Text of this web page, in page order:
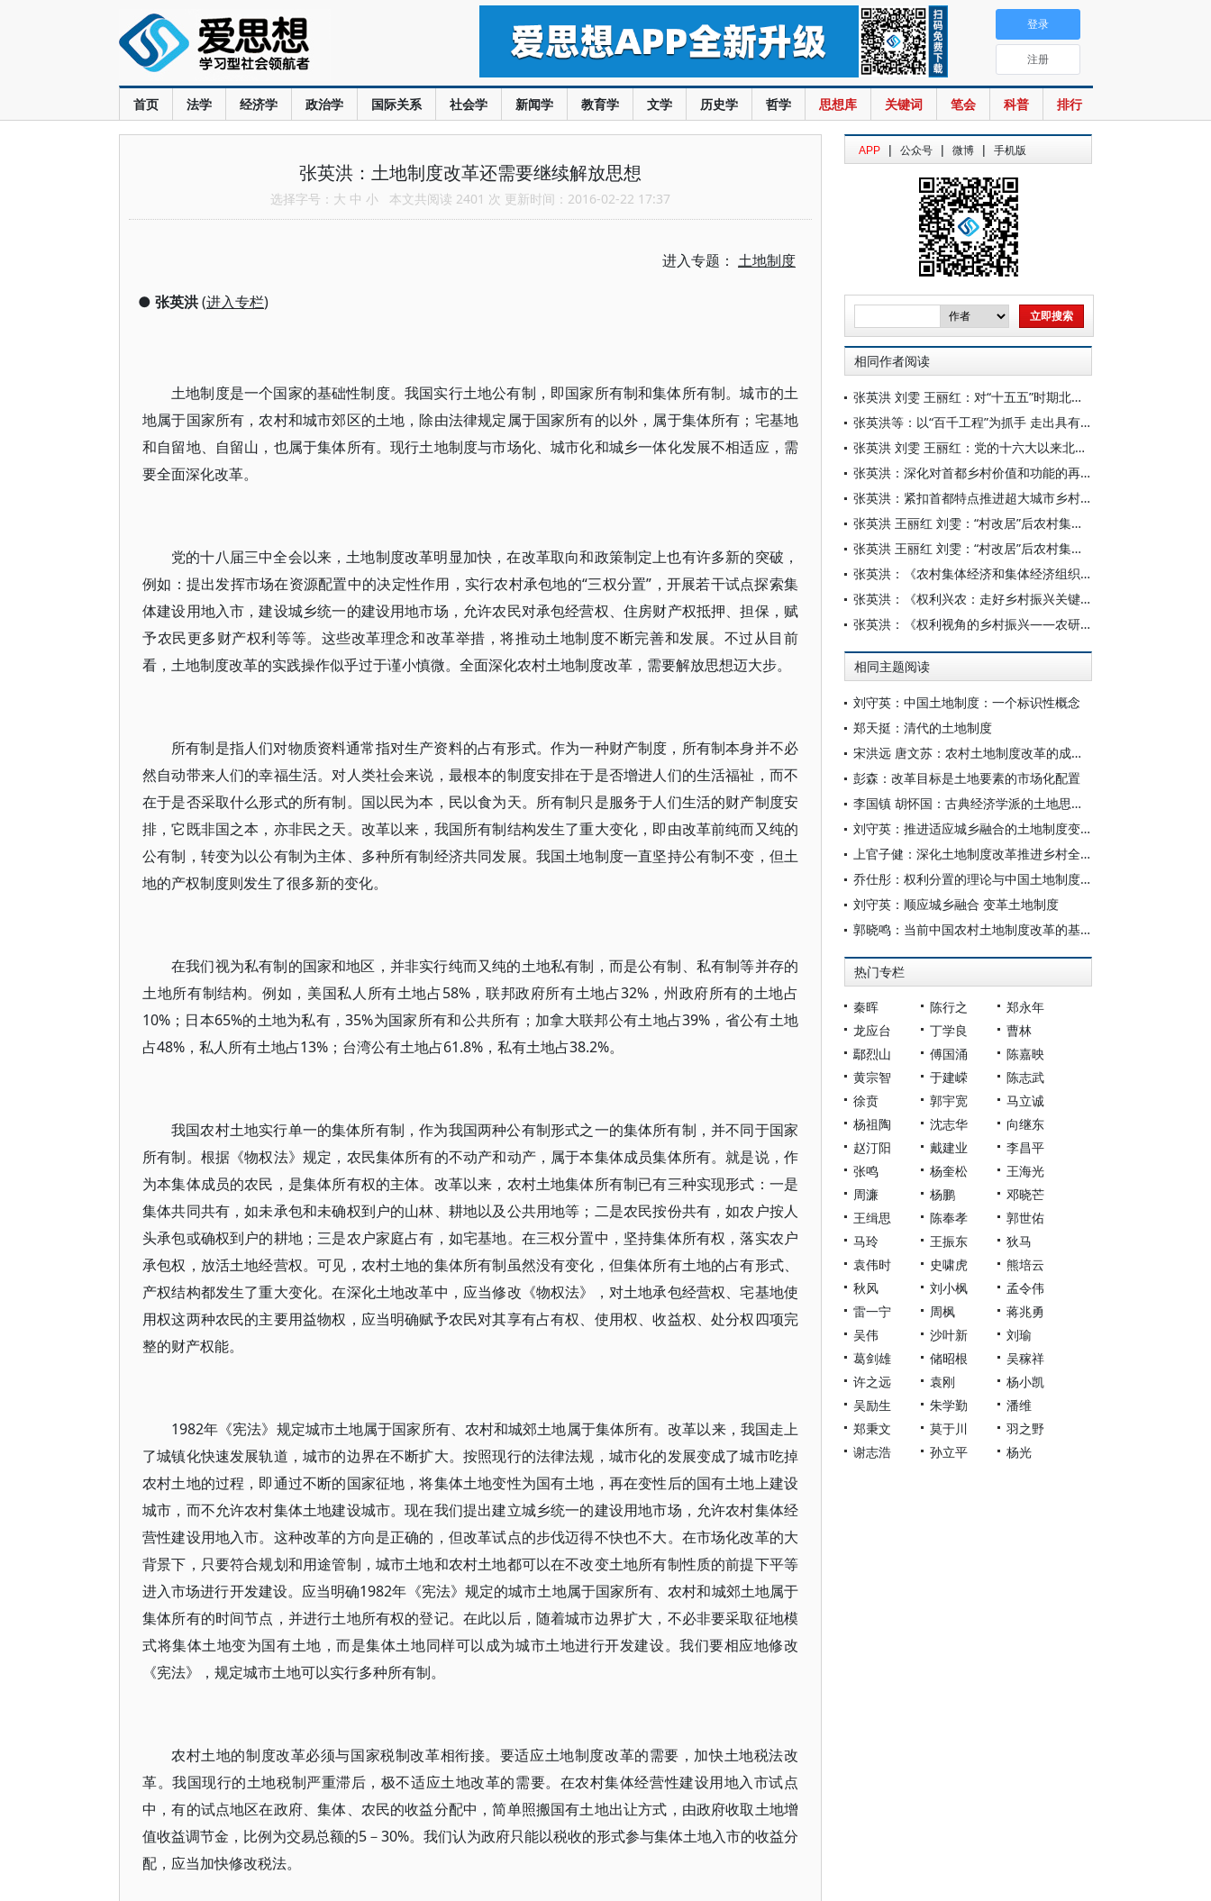
首页 法学 经济学 政治学 国际关系 社会学 新闻学 教育学 文学 历史学 哲学 思想库 关键词 笔会 科普 排行
登录
注册
张英洪：土地制度改革还需要继续解放思想
选择字号： 大 中 小 本文共阅读 2401 次 更新时间：2016-02-22 17:37
进入专题： 土地制度
● 张英洪(进入专栏)
土地制度是一个国家的基础性制度。我国实行土地公有制，即国家所有制和集体所有制。城市的土
地属于国家所有，农村和城市郊区的土地，除由法律规定属于国家所有的以外，属于集体所有；宅基地
和自留地、自留山，也属于集体所有。现行土地制度与市场化、城市化和城乡一体化发展不相适应，需
要全面深化改革。
党的十八届三中全会以来，土地制度改革明显加快，在改革取向和政策制定上也有许多新的突破，
例如：提出发挥市场在资源配置中的决定性作用，实行农村承包地的“三权分置”，开展若干试点探索集
体建设用地入市，建设城乡统一的建设用地市场，允许农民对承包经营权、住房财产权抵押、担保，赋
予农民更多财产权利等等。这些改革理念和改革举措，将推动土地制度不断完善和发展。不过从目前
看，土地制度改革的实践操作似乎过于谨小慎微。全面深化农村土地制度改革，需要解放思想迈大步。
所有制是指人们对物质资料通常指对生产资料的占有形式。作为一种财产制度，所有制本身并不必
然自动带来人们的幸福生活。对人类社会来说，最根本的制度安排在于是否增进人们的生活福祉，而不
在于是否采取什么形式的所有制。国以民为本，民以食为天。所有制只是服务于人们生活的财产制度安
排，它既非国之本，亦非民之天。改革以来，我国所有制结构发生了重大变化，即由改革前纯而又纯的
公有制，转变为以公有制为主体、多种所有制经济共同发展。我国土地制度一直坚持公有制不变，但土
地的产权制度则发生了很多新的变化。
在我们视为私有制的国家和地区，并非实行纯而又纯的土地私有制，而是公有制、私有制等并存的
土地所有制结构。例如，美国私人所有土地占58%，联邦政府所有土地占32%，州政府所有的土地占
10%；日本65%的土地为私有，35%为国家所有和公共所有；加拿大联邦公有土地占39%，省公有土地
占48%，私人所有土地占13%；台湾公有土地占61.8%，私有土地占38.2%。
我国农村土地实行单一的集体所有制，作为我国两种公有制形式之一的集体所有制，并不同于国家
所有制。根据《物权法》规定，农民集体所有的不动产和动产，属于本集体成员集体所有。就是说，作
为本集体成员的农民，是集体所有权的主体。改革以来，农村土地集体所有制已有三种实现形式：一是
集体共同共有，如未承包和未确权到户的山林、耕地以及公共用地等；二是农民按份共有，如农户按人
头承包或确权到户的耕地；三是农户家庭占有，如宅基地。在三权分置中，坚持集体所有权，落实农户
承包权，放活土地经营权。可见，农村土地的集体所有制虽然没有变化，但集体所有土地的占有形式、
产权结构都发生了重大变化。在深化土地改革中，应当修改《物权法》，对土地承包经营权、宅基地使
用权这两种农民的主要用益物权，应当明确赋予农民对其享有占有权、使用权、收益权、处分权四项完
整的财产权能。
1982年《宪法》规定城市土地属于国家所有、农村和城郊土地属于集体所有。改革以来，我国走上
了城镇化快速发展轨道，城市的边界在不断扩大。按照现行的法律法规，城市化的发展变成了城市吃掉
农村土地的过程，即通过不断的国家征地，将集体土地变性为国有土地，再在变性后的国有土地上建设
城市，而不允许农村集体土地建设城市。现在我们提出建立城乡统一的建设用地市场，允许农村集体经
营性建设用地入市。这种改革的方向是正确的，但改革试点的步伐迈得不快也不大。在市场化改革的大
背景下，只要符合规划和用途管制，城市土地和农村土地都可以在不改变土地所有制性质的前提下平等
进入市场进行开发建设。应当明确1982年《宪法》规定的城市土地属于国家所有、农村和城郊土地属于
集体所有的时间节点，并进行土地所有权的登记。在此以后，随着城市边界扩大，不必非要采取征地模
式将集体土地变为国有土地，而是集体土地同样可以成为城市土地进行开发建设。我们要相应地修改
《宪法》，规定城市土地可以实行多种所有制。
农村土地的制度改革必须与国家税制改革相衔接。要适应土地制度改革的需要，加快土地税法改
革。我国现行的土地税制严重滞后，极不适应土地改革的需要。在农村集体经营性建设用地入市试点
中，有的试点地区在政府、集体、农民的收益分配中，简单照搬国有土地出让方式，由政府收取土地增
值收益调节金，比例为交易总额的5－30%。我们认为政府只能以税收的形式参与集体土地入市的收益分
配，应当加快修改税法。
APP | 公众号 | 微博 | 手机版
相同作者阅读
张英洪 刘雯 王丽红：对“十五五”时期北京农业农村现代化的思考建议
张英洪等：以“百千工程”为抓手 走出具有首都特点的乡村振兴路
张英洪 刘雯 王丽红：党的十六大以来北京“三农”发展历程及基本经验[①]
张英洪：深化对首都乡村价值和功能的再认识
张英洪：紧扣首都特点推进超大城市乡村振兴
张英洪 王丽红 刘雯：“村改居”后农村集体经济组织的调查与思考——以北京为例
张英洪 王丽红 刘雯：“村改居”后农村集体经济组织的调查与思考
张英洪：《农村集体经济和集体经济组织调查研究》前言
张英洪：《权利兴农：走好乡村振兴关键一步》自序
张英洪：《权利视角的乡村振兴——农研智库观察》自序
相同主题阅读
刘守英：中国土地制度：一个标识性概念
郑天挺：清代的土地制度
宋洪远 唐文苏：农村土地制度改革的成效挑战、理论逻辑与实践路径
彭森：改革目标是土地要素的市场化配置
李国镇 胡怀国：古典经济学派的土地思想——基于学术史的考察
刘守英：推进适应城乡融合的土地制度变革
上官子健：深化土地制度改革推进乡村全面振兴
乔仕彤：权利分置的理论与中国土地制度的演进
刘守英：顺应城乡融合 变革土地制度
郭晓鸣：当前中国农村土地制度改革的基本判断与关键重点
热门专栏
秦晖 陈行之
郑永年
龙应台
丁学良
曹林
鄢烈山
傅国涌
陈嘉映
黄宗智
于建嵘
陈志武
徐贲
郭宇宽
马立诚
杨祖陶
沈志华
向继东
赵汀阳
戴建业
李昌平
张鸣
杨奎松
王海光
周濂
杨鹏
邓晓芒
王缉思
陈奉孝
郭世佑
马玲
王振东
狄马
袁伟时
史啸虎
熊培云
秋风
刘小枫
孟令伟
雷一宁
周枫
蒋兆勇
吴伟
沙叶新
刘瑜
葛剑雄
储昭根
吴稼祥
许之远
袁刚
杨小凯
吴励生
朱学勤
潘维
郑秉文
莫于川
羽之野
谢志浩
孙立平 杨光